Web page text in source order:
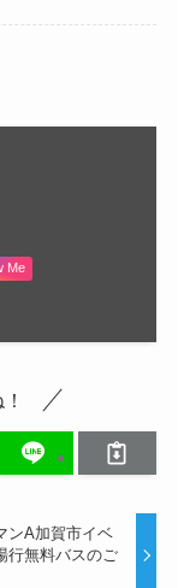
Me
ンA加賀市イベ
無料バスのご